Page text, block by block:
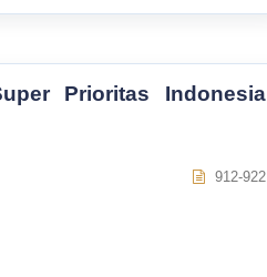
Prioritas Indonesia
912-922